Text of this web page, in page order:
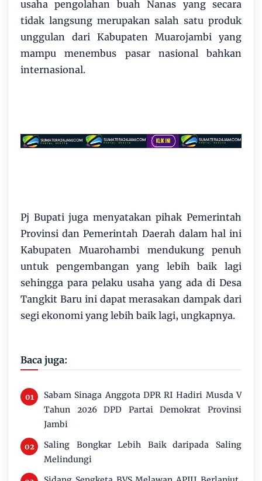
usaha pengolahan buah Nanas yang secara
tidak langsung merupakan salah satu produk
unggulan dari Kabupaten Muarojambi yang
mampu menembus pasar nasional bahkan
internasional.
Pj Bupati juga menyatakan pihak Pemerintah
Provinsi dan Pemerintah Daerah dalam hal ini
Kabupaten Muarohambi mendukung penuh
untuk pengembangan yang lebih baik lagi
sehingga para pelaku usaha yang ada di Desa
Tangkit Baru ini dapat merasakan dampak dari
segi ekonomi yang lebih baik lagi, ungkapnya.
Baca juga:
Sabam Sinaga Anggota DPR RI Hadiri Musda V
Tahun 2026 DPD Partai Demokrat Provinsi
Jambi
Saling Bongkar Lebih Baik daripada Saling
Melindungi